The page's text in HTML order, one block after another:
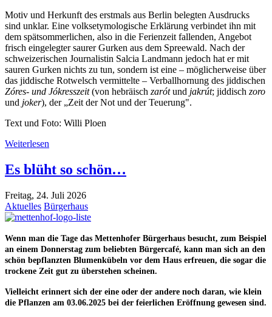
Motiv und Herkunft des erstmals aus Berlin belegten Ausdrucks
sind unklar. Eine volksetymologische Erklärung verbindet ihn mit
dem spätsommerlichen, also in die Ferienzeit fallenden, Angebot
frisch eingelegter saurer Gurken aus dem Spreewald. Nach der
schweizerischen Journalistin Salcia Landmann jedoch hat er mit
sauren Gurken nichts zu tun, sondern ist eine – möglicherweise über
das jiddische Rotwelsch vermittelte – Verballhornung des jiddischen
Zóres- und Jókresszeit(von hebräisch zarótund jakrút; jiddisch zoro
und joker), der „Zeit der Not und der Teuerung".
Text und Foto: Willi Ploen
Weiterlesen
Es blüht so schön…
Freitag, 24. Juli 2026
Aktuelles Bürgerhaus
Wenn man die Tage das Mettenhofer Bürgerhaus besucht, zum Beispiel
an einem Donnerstag zum beliebten Bürgercafé, kann man sich an den
schön bepflanzten Blumenkübeln vor dem Haus erfreuen, die sogar die
trockene Zeit gut zu überstehen scheinen.
Vielleicht erinnert sich der eine oder der andere noch daran, wie klein
die Pflanzen am 03.06.2025 bei der feierlichen Eröffnung gewesen sind.